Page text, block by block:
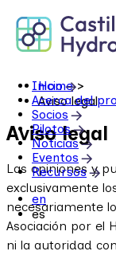
to
content
Inicio
Acerca del
Socios
Pilotos
Noticias
Eventos
Recursos
en
es
Home >
Aviso legal
Aviso legal
Las opiniones y
exclusivamente
necesariamente
Asociación por el
ni la autoridad